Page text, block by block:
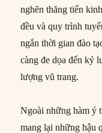
nghẽn thăng tiến
đều và quy trình
ngắn thời gian đào
càng đe dọa đến kỷ
lượng vũ trang.
Ngoài những hàm ý
mang lại những hậu